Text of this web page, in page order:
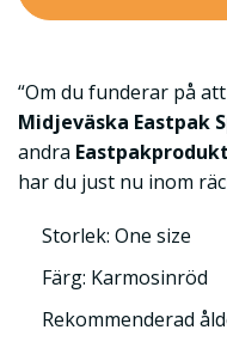
“Om du funderar på
Midjeväska Eastpak
andra
har du just nu inom
Storlek: One size
Färg: Karmosinröd
Rekommenderad